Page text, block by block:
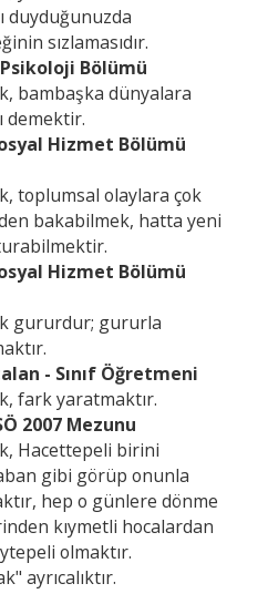
duyduğunuzda
sızlamasıdır.
Bölümü
bambaşka dünyalara
demektir.
Hizmet Bölümü
toplumsal olaylara çok
bakabilmek, hatta yeni
Hizmet Bölümü
gururdur; gururla
- Sınıf Öğretmeni
fark yaratmaktır.
2007 Mezunu
Hacettepeli birini
gibi görüp onunla
hep o günlere dönme
kıymetli hocalardan
olmaktır.
ayrıcalıktır.